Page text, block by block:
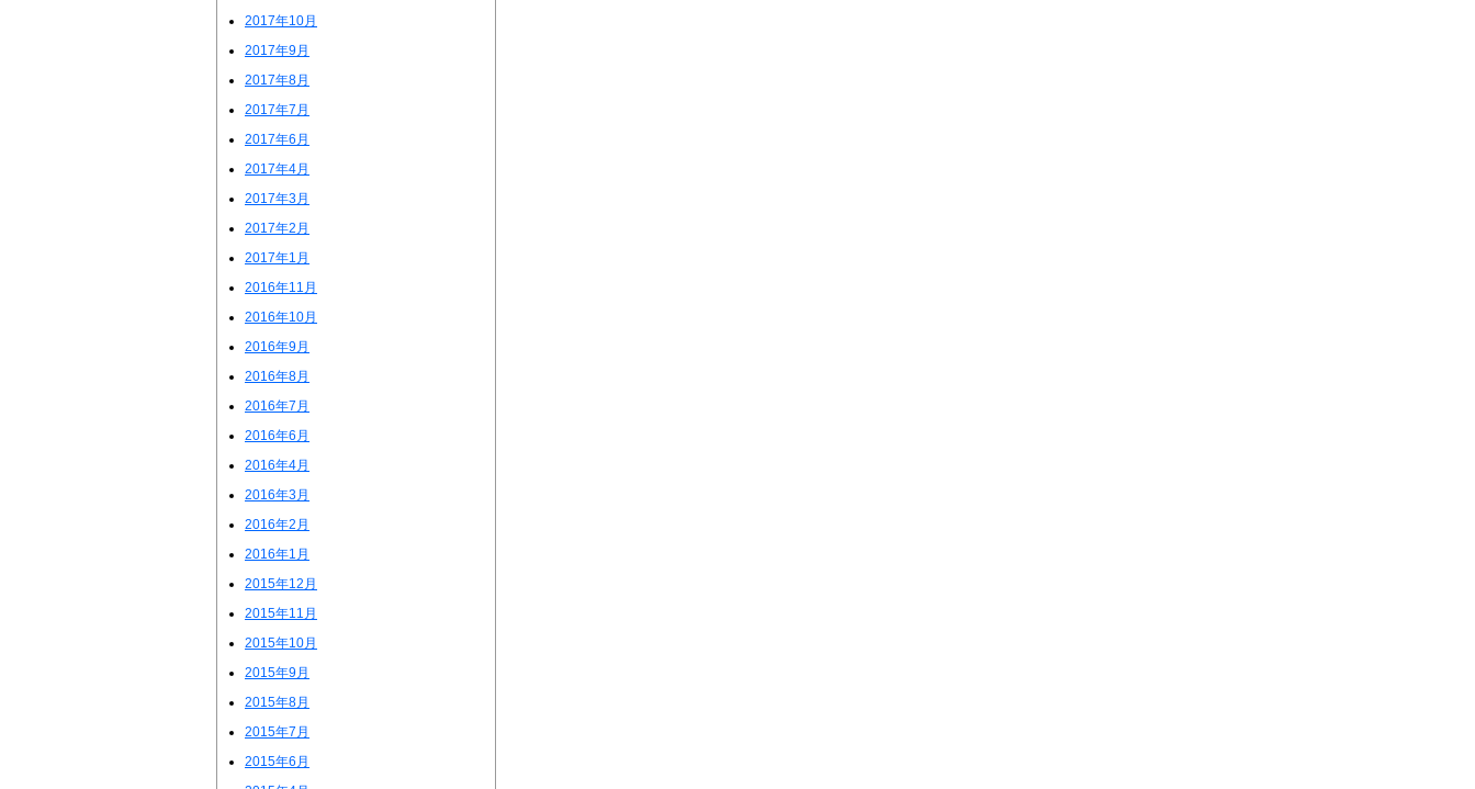
2017年10月
2017年9月
2017年8月
2017年7月
2017年6月
2017年4月
2017年3月
2017年2月
2017年1月
2016年11月
2016年10月
2016年9月
2016年8月
2016年7月
2016年6月
2016年4月
2016年3月
2016年2月
2016年1月
2015年12月
2015年11月
2015年10月
2015年9月
2015年8月
2015年7月
2015年6月